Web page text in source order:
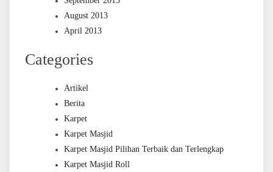
August 2013
April 2013
Categories
Artikel
Berita
Karpet
Karpet Masjid
Karpet Masjid Pilihan Terbaik dan Terlengkap
Karpet Masjid Roll